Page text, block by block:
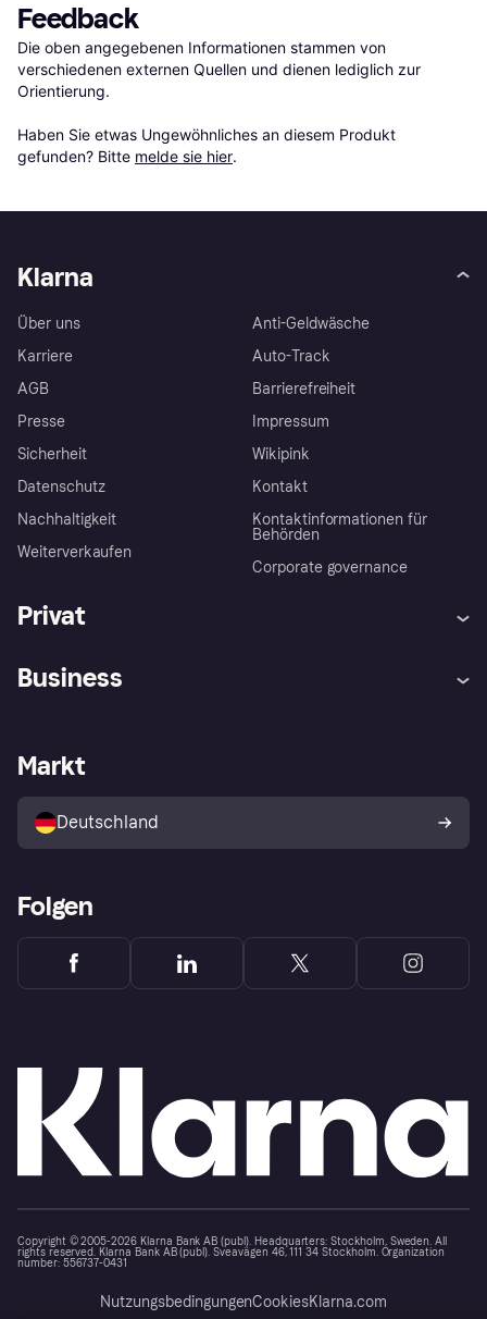
Feedback
Die oben angegebenen Informationen stammen von
verschiedenen externen Quellen und dienen lediglich zur
Orientierung.
Haben Sie etwas Ungewöhnliches an diesem Produkt
gefunden? Bitte melde sie hier.
Klarna
Über uns
Karriere
AGB
Presse
Sicherheit
Datenschutz
Nachhaltigkeit
Weiterverkaufen
Anti-Geldwäsche
Auto-Track
Barrierefreiheit
Impressum
Wikipink
Kontakt
Kontaktinformationen für
Behörden
Corporate governance
Privat
Klarna App
Shops entdecken
Käuferschutzrichtlinie
Dein Widerrufsrecht
Business
Händlerportal
Markt
Deutschland
Folgen
Copyright © 2005-2026 Klarna Bank AB (publ). Headquarters: Stockholm, Sweden. All
rights reserved. Klarna Bank AB (publ). Sveavägen 46, 111 34 Stockholm. Organization
number: 556737-0431
NutzungsbedingungenCookiesKlarna.com